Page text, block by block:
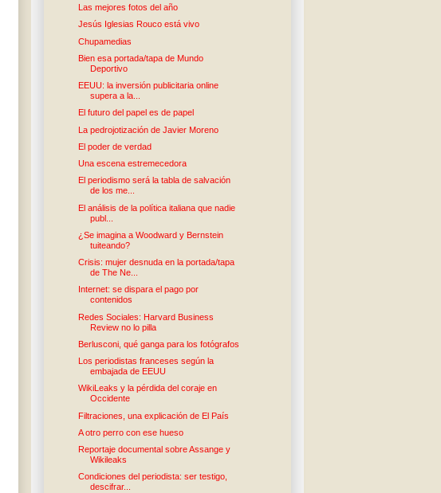
Las mejores fotos del año
Jesús Iglesias Rouco está vivo
Chupamedias
Bien esa portada/tapa de Mundo
Deportivo
EEUU: la inversión publicitaria online
supera a la...
El futuro del papel es de papel
La pedrojotización de Javier Moreno
El poder de verdad
Una escena estremecedora
El periodismo será la tabla de salvación
de los me...
El análisis de la política italiana que nadie
publ...
¿Se imagina a Woodward y Bernstein
tuiteando?
Crisis: mujer desnuda en la portada/tapa
de The Ne...
Internet: se dispara el pago por
contenidos
Redes Sociales: Harvard Business
Review no lo pilla
Berlusconi, qué ganga para los fotógrafos
Los periodistas franceses según la
embajada de EEUU
WikiLeaks y la pérdida del coraje en
Occidente
Filtraciones, una explicación de El País
A otro perro con ese hueso
Reportaje documental sobre Assange y
Wikileaks
Condiciones del periodista: ser testigo,
descifrar...